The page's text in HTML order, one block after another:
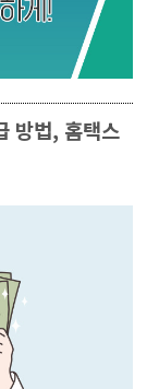
방법, 홈택스